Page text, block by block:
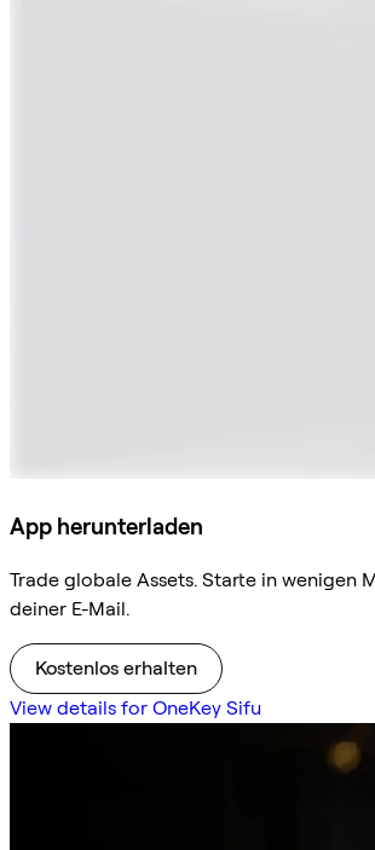
App herunterladen
Trade globale Assets. Starte in wenigen
deiner E-Mail.
Kostenlos erhalten
View details for OneKey Sifu